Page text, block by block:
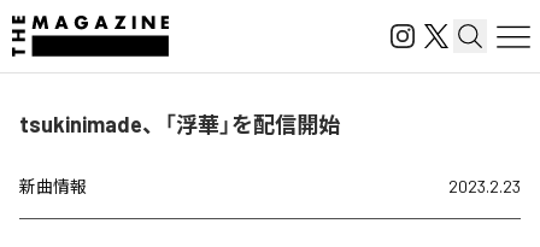
tsukinimade、「浮華」を配信開始
新曲情報 2023.2.23